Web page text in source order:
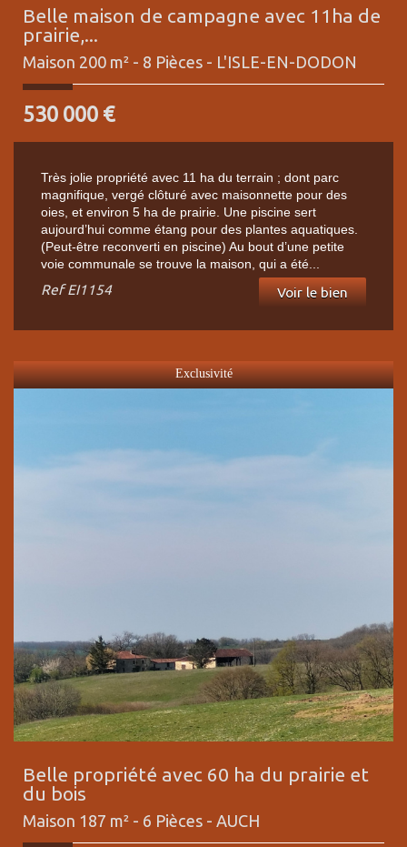
Belle maison de campagne avec 11ha de
prairie,...
Maison 200 m² - 8 Pièces - L'ISLE-EN-DODON
530 000 €
Très jolie propriété avec 11 ha du terrain ; dont parc
magnifique, vergé clôturé avec maisonnette pour des
oies, et environ 5 ha de prairie. Une piscine sert
aujourd’hui comme étang pour des plantes aquatiques.
(Peut-être reconverti en piscine) Au bout d’une petite
voie communale se trouve la maison, qui a été...
RefEI1154 Voir le bien
Exclusivité
Belle propriété avec 60 ha du prairie et
du bois
Maison 187 m² - 6 Pièces - AUCH